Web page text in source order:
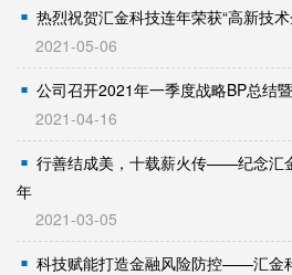
热烈祝贺汇金科技连年荣获“高新技
2021-05-06
公司召开2021年一季度战略BP总结
2021-04-16
行善结成美，十载薪火传——纪念汇
年
2021-03-05
科技赋能打造金融风险防控——汇金